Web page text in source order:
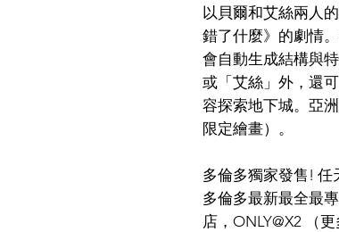
以貝爾和艾絲兩人
錯了什麼》的劇情
會自動生成結構與
或「艾絲」外，還
容探索地下城。亞
限定繪畫）。
多倫多獨家發售!
多倫多最新最全最
店，ONLY@X2 （